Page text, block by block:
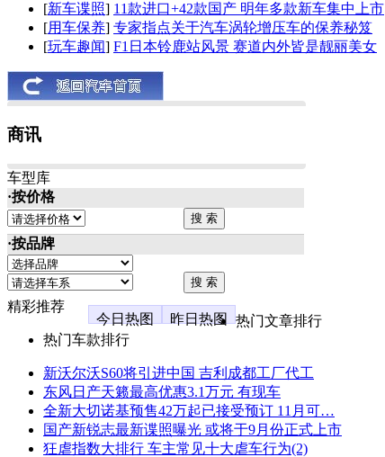
[新车谍照] 11款进口+42款国产 明年多款新车集中上市
[用车保养] 专家指点关于汽车涡轮增压车的保养秘笈
[玩车趣闻] F1日本铃鹿站风景 赛道内外皆是靓丽美女
商讯
车型库
·按价格
·按品牌
精彩推荐
今日热图
昨日热图
热门文章排行
热门车款排行
新沃尔沃S60将引进中国 吉利成都工厂代工
东风日产天籁最高优惠3.1万元 有现车
全新大切诺基预售42万起已接受预订 11月可…
国产新锐志最新谍照曝光 或将于9月份正式上市
狂虐指数大排行 车主常见十大虐车行为(2)